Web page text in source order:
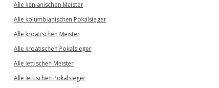
Alle kenianischen Meister
Alle kolumbianischen Pokalsieger
Alle kroatischen Meister
Alle kroatischen Pokalsieger
Alle lettischen Meister
Alle lettischen Pokalsieger